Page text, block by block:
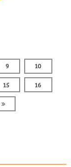
9 10
15 16